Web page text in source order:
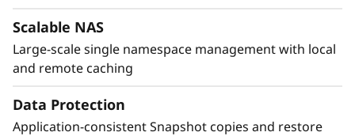
Scalable NAS
Large-scale single namespace management with local
and remote caching
Data Protection
Application-consistent Snapshot copies and restore